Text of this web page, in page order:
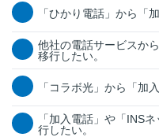
「ひかり電話」から「
他社の電話サービスか
移行したい。
「コラボ光」から「加
「加入電話」や「INS
行したい。